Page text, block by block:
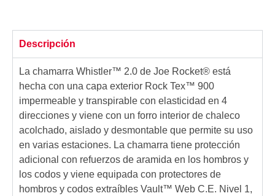
Descripción
La chamarra Whistler™ 2.0 de Joe Rocket® está
hecha con una capa exterior Rock Tex™ 900
impermeable y transpirable con elasticidad en 4
direcciones y viene con un forro interior de chaleco
acolchado, aislado y desmontable que permite su uso
en varias estaciones. La chamarra tiene protección
adicional con refuerzos de aramida en los hombros y
los codos y viene equipada con protectores de
hombros y codos extraíbles Vault™ Web C.E. Nivel 1,